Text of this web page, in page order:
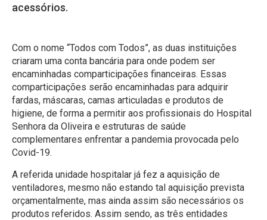
acessórios.
Com o nome “Todos com Todos”, as duas instituições
criaram uma conta bancária para onde podem ser
encaminhadas comparticipações financeiras. Essas
comparticipações serão encaminhadas para adquirir
fardas, máscaras, camas articuladas e produtos de
higiene, de forma a permitir aos profissionais do Hospital
Senhora da Oliveira e estruturas de saúde
complementares enfrentar a pandemia provocada pelo
Covid-19.
A referida unidade hospitalar já fez a aquisição de
ventiladores, mesmo não estando tal aquisição prevista
orçamentalmente, mas ainda assim são necessários os
produtos referidos. Assim sendo, as três entidades